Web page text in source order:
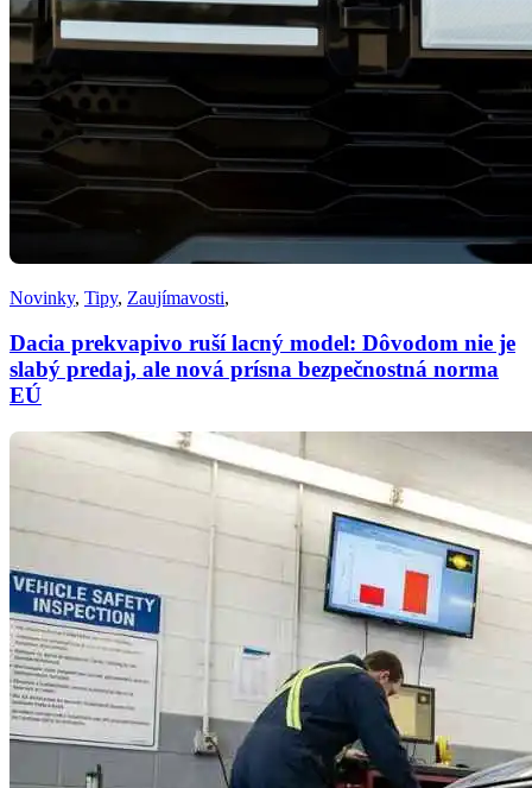
Novinky, Tipy, Zaujímavosti,
Dacia prekvapivo ruší lacný model: Dôvodom nie je
slabý predaj, ale nová prísna bezpečnostná norma
EÚ